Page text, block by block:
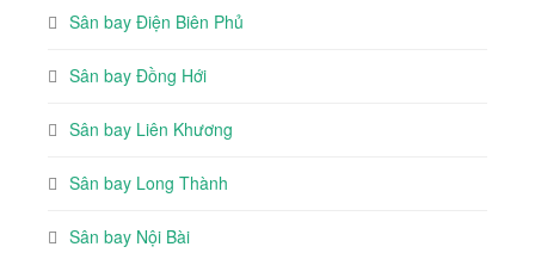
Sân bay Điện Biên Phủ
Sân bay Đồng Hới
Sân bay Liên Khương
Sân bay Long Thành
Sân bay Nội Bài